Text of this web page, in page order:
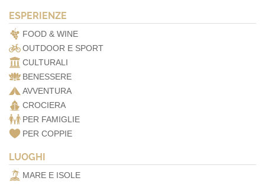
ESPERIENZE
FOOD & WINE
OUTDOOR E SPORT
CULTURALI
BENESSERE
AVVENTURA
CROCIERA
PER FAMIGLIE
PER COPPIE
LUOGHI
MARE E ISOLE